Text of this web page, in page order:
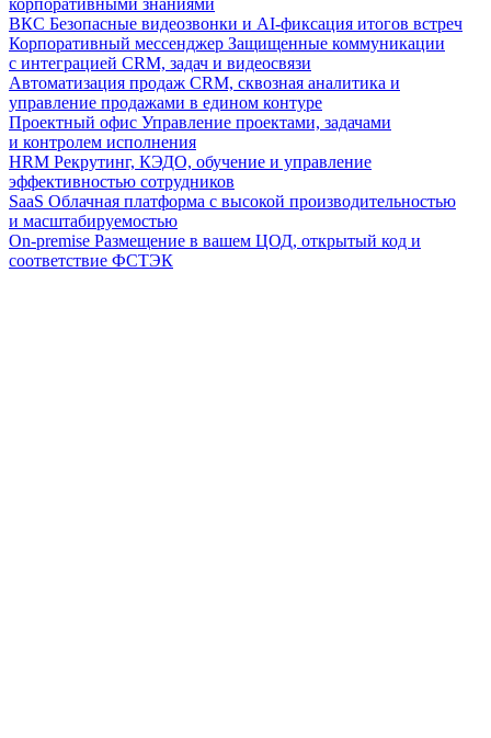
корпоративными знаниями
ВКС Безопасные видеозвонки и AI-фиксация итогов встреч
Корпоративный мессенджер Защищенные коммуникации
с интеграцией CRM, задач и видеосвязи
Автоматизация продаж CRM, сквозная аналитика и
управление продажами в едином контуре
Проектный офис Управление проектами, задачами
и контролем исполнения
HRM Рекрутинг, КЭДО, обучение и управление
эффективностью сотрудников
SaaS Облачная платформа с высокой производительностью
и масштабируемостью
On-premise Размещение в вашем ЦОД, открытый код и
соответствие ФСТЭК